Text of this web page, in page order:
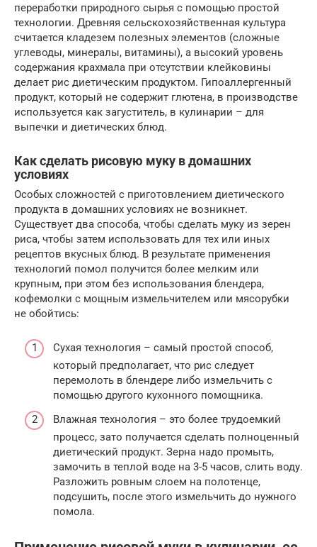
переработки природного сырья с помощью простой
технологии. Древняя сельскохозяйственная культура
считается кладезем полезных элементов (сложные
углеводы, минералы, витамины), а высокий уровень
содержания крахмала при отсутствии клейковины
делает рис диетическим продуктом. Гипоаллергенный
продукт, который не содержит глютена, в производстве
используется как загуститель, в кулинарии – для
выпечки и диетических блюд.
Как сделать рисовую муку в домашних
условиях
Особых сложностей с приготовлением диетического
продукта в домашних условиях не возникнет.
Существует два способа, чтобы сделать муку из зерен
риса, чтобы затем использовать для тех или иных
рецептов вкусных блюд. В результате применения
технологий помол получится более мелким или
крупным, при этом без использования блендера,
кофемолки с мощным измельчителем или мясорубки
не обойтись:
Сухая технология – самый простой способ,
который предполагает, что рис следует
перемолоть в блендере либо измельчить с
помощью другого кухонного помощника.
Влажная технология – это более трудоемкий
процесс, зато получается сделать полноценный
диетический продукт. Зерна надо промыть,
замочить в теплой воде на 3-5 часов, слить воду.
Разложить ровным слоем на полотенце,
подсушить, после этого измельчить до нужного
помола.